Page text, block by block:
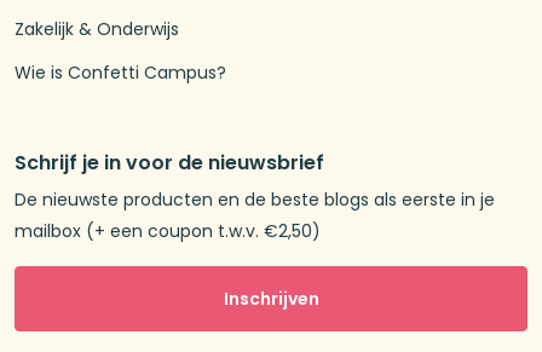
Zakelijk & Onderwijs
Wie is Confetti Campus?
Schrijf je in voor de nieuwsbrief
De nieuwste producten en de beste blogs als eerste in je
mailbox (+ een coupon t.w.v. €2,50)
Inschrijven